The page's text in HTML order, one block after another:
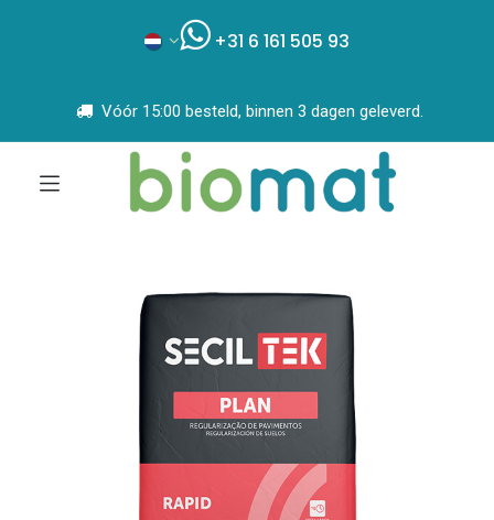
+31 6 161 505 93
Vóór 15:00 besteld, binnen 3 dagen geleverd.